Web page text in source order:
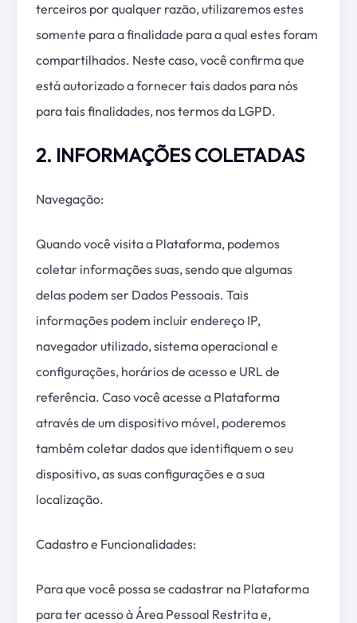
terceiros por qualquer razão, utilizaremos estes
somente para a finalidade para a qual estes foram
compartilhados. Neste caso, você confirma que
está autorizado a fornecer tais dados para nós
para tais finalidades, nos termos da LGPD.
2. INFORMAÇÕES COLETADAS
Navegação:
Quando você visita a Plataforma, podemos
coletar informações suas, sendo que algumas
delas podem ser Dados Pessoais. Tais
informações podem incluir endereço IP,
navegador utilizado, sistema operacional e
configurações, horários de acesso e URL de
referência. Caso você acesse a Plataforma
através de um dispositivo móvel, poderemos
também coletar dados que identifiquem o seu
dispositivo, as suas configurações e a sua
localização.
Cadastro e Funcionalidades:
Para que você possa se cadastrar na Plataforma
para ter acesso à Área Pessoal Restrita e,